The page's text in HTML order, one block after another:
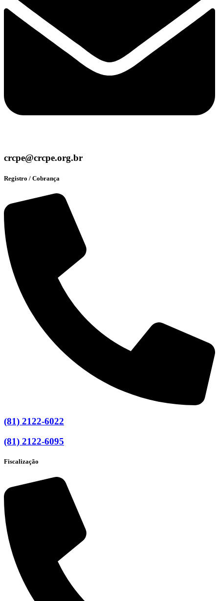
crcpe@crcpe.org.br
Registro / Cobrança
(81) 2122-6022
(81) 2122-6095
Fiscalização